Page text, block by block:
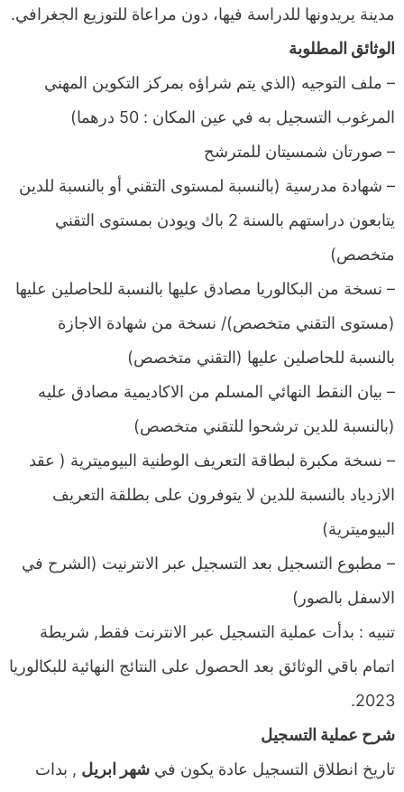
مدينة يريدونها للدراسة فيها، دون مراعاة للتوزيع الجغرافي.
الوثائق المطلوبة
– ملف التوجيه (الذي يتم شراؤه بمركز التكوين المهني
المرغوب التسجيل به في عين المكان : 50 درهما)
– صورتان شمسيتان للمترشح
– شهادة مدرسية (بالنسبة لمستوى التقني أو بالنسبة للدين
يتابعون دراستهم بالسنة 2 باك ويودن بمستوى التقني
متخصص)
– نسخة من البكالوريا مصادق عليها بالنسبة للحاصلين عليها
(مستوى التقني متخصص)/ نسخة من شهادة الاجازة
بالنسبة للحاصلين عليها (التقني متخصص)
– بيان النقط النهائي المسلم من الاكاديمية مصادق عليه
(بالنسبة للدين ترشحوا للتقني متخصص)
– نسخة مكبرة لبطاقة التعريف الوطنية البيوميترية ( عقد
الازدياد بالنسبة للدين لا يتوفرون على بطلقة التعريف
البيوميترية)
– مطبوع التسجيل بعد التسجيل عبر الانترنيت (الشرح في
الاسفل بالصور)
تنبيه : بدأت عملية التسجيل عبر الانترنت فقط, شريطة
اتمام باقي الوثائق بعد الحصول على النتائج النهائية للبكالوريا
2023.
شرح عملية التسجيل
تاريخ انطلاق التسجيل عادة يكون في شهر ابريل , بدات